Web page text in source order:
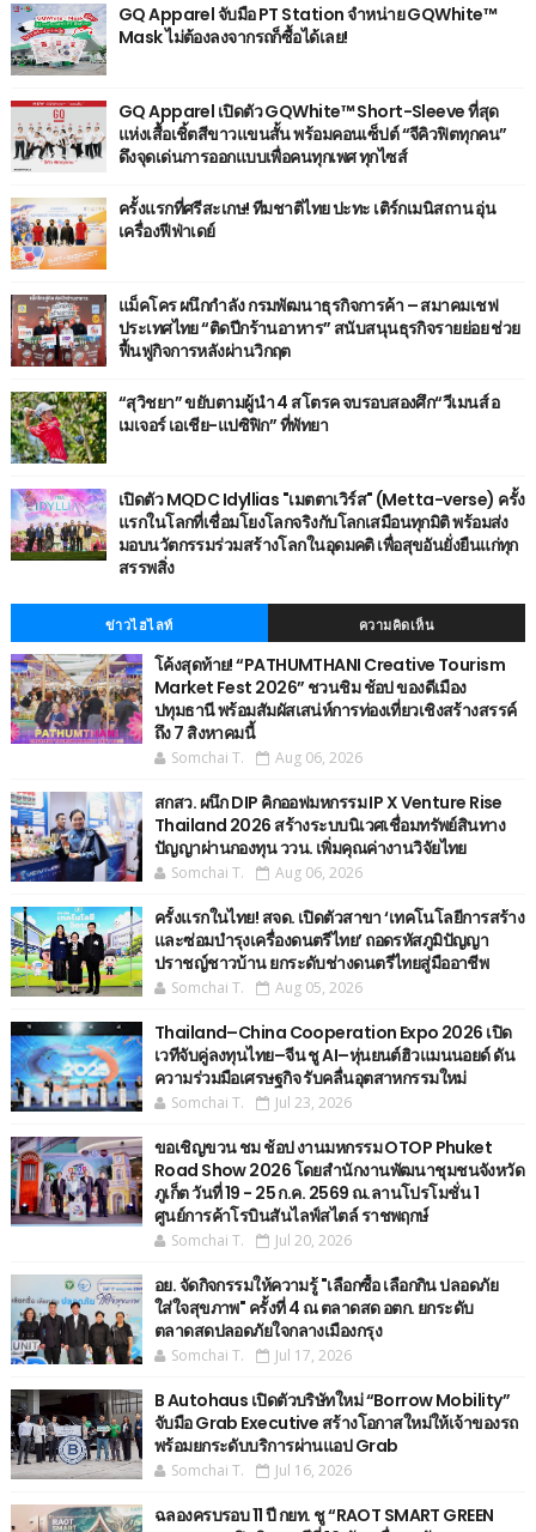
GQ Apparel จับมือ PT Station จำหน่าย GQWhite™
Mask ไม่ต้องลงจากรถก็ซื้อได้เลย!
GQ Apparel เปิดตัว GQWhite™ Short-Sleeve ที่สุด
แห่งเสื้อเชิ้ตสีขาวแขนสั้น พร้อมคอนเซ็ปต์ “จีคิวฟิตทุกคน”
ดึงจุดเด่นการออกแบบเพื่อคนทุกเพศ ทุกไซส์
ครั้งแรกที่ศรีสะเกษ! ทีมชาติไทย ปะทะ เติร์กเมนิสถาน อุ่น
เครื่องฟีฟ่าเดย์
แม็คโคร ผนึกกำลัง กรมพัฒนาธุรกิจการค้า – สมาคมเชฟ
ประเทศไทย “ติดปีกร้านอาหาร” สนับสนุนธุรกิจรายย่อย ช่วย
ฟื้นฟูกิจการหลังผ่านวิกฤต
“สุวิชยา” ขยับตามผู้นำ 4 สโตรค จบรอบสองศึก“วีเมนส์ อ
เมเจอร์ เอเชีย-แปซิฟิก” ที่พัทยา
เปิดตัว MQDC Idyllias "เมตตาเวิร์ส" (Metta-verse) ครั้ง
แรกในโลกที่เชื่อมโยงโลกจริงกับโลกเสมือนทุกมิติ พร้อมส่ง
มอบนวัตกรรมร่วมสร้างโลกในอุดมคติ เพื่อสุขอันยั่งยืนแก่ทุก
สรรพสิ่ง
ข่าวไฮไลท์ ความคิดเห็น
โค้งสุดท้าย! “PATHUMTHANI Creative Tourism
Market Fest 2026” ชวนชิม ช้อป ของดีเมือง
ปทุมธานี พร้อมสัมผัสเสน่ห์การท่องเที่ยวเชิงสร้างสรรค์
ถึง 7 สิงหาคมนี้
Somchai T. Aug 06, 2026
สกสว. ผนึก DIP คิกออฟมหกรรม IP X Venture Rise
Thailand 2026 สร้างระบบนิเวศเชื่อมทรัพย์สินทาง
ปัญญาผ่านกองทุน ววน. เพิ่มคุณค่างานวิจัยไทย
Somchai T. Aug 06, 2026
ครั้งแรกในไทย! สจด. เปิดตัวสาขา ‘เทคโนโลยีการสร้าง
และซ่อมบำรุงเครื่องดนตรีไทย’ ​ถอดรหัสภูมิปัญญา
ปราชญ์ชาวบ้าน ยกระดับช่างดนตรีไทยสู่มืออาชีพ
Somchai T. Aug 05, 2026
Thailand–China Cooperation Expo 2026 เปิด
เวทีจับคู่ลงทุนไทย–จีน ชู AI–หุ่นยนต์ฮิวแมนนอยด์ ดัน
ความร่วมมือเศรษฐกิจ รับคลื่นอุตสาหกรรมใหม่
Somchai T. Jul 23, 2026
ขอเชิญขวน ชม ช้อป งานมหกรรม OTOP Phuket
Road Show 2026 โดยสำนักงานพัฒนาชุมชนจังหวัด
ภูเก็ต วันที่ 19 - 25 ก.ค. 2569 ณ.ลานโปรโมชั่น 1
ศูนย์การค้าโรบินสันไลฟ์สไตล์ ราชพฤกษ์
Somchai T. Jul 20, 2026
อย. จัดกิจกรรมให้ความรู้ "เลือกซื้อ เลือกกิน ปลอดภัย
ใส่ใจสุขภาพ" ครั้งที่ 4 ณ ตลาดสด อตก. ยกระดับ
ตลาดสดปลอดภัยใจกลางเมืองกรุง
Somchai T. Jul 17, 2026
B Autohaus เปิดตัวบริษัทใหม่ “Borrow Mobility”
จับมือ Grab Executive สร้างโอกาสใหม่ให้เจ้าของรถ
พร้อมยกระดับบริการผ่านแอป Grab
Somchai T. Jul 16, 2026
ฉลองครบรอบ 11 ปี กยท. ชู “RAOT SMART GREEN